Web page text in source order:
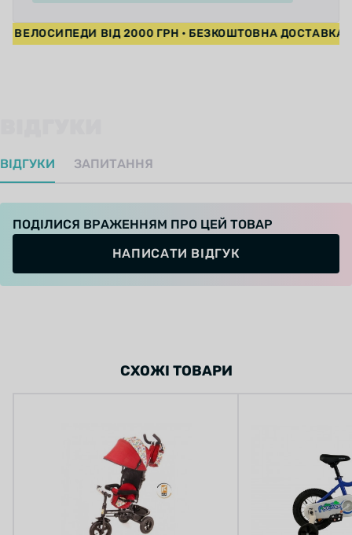
девчонкам: на выбор предоставляется 5
Это настоящий велобайк в миниатюрном
отличная проходимость, ручной задний и
Легковесная рама изготовлена из прочного
алюминия овального сечения. Это надежная
конструкция с гладкими сварочными узлами,
покрытая гипоаллергенной краской высокого
ВЕЛОСИПЕДИ ВІД 2000 ГРН • БЕЗКОШТОВНА
ВІДГУКИ ЗАПИТАННЯ
ПОДІЛИСЯ ВРАЖЕННЯМ ПРО ЦЕЙ ТОВАР
НАПИСАТИ ВІДГУК
СХОЖІ ТОВАРИ